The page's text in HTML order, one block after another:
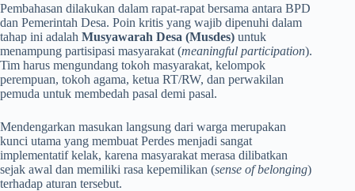
Pembahasan dilakukan dalam rapat-rapat bersama antara BPD
dan Pemerintah Desa. Poin kritis yang wajib dipenuhi dalam
tahap ini adalah Musyawarah Desa (Musdes) untuk
menampung partisipasi masyarakat (meaningful participation).
Tim harus mengundang tokoh masyarakat, kelompok
perempuan, tokoh agama, ketua RT/RW, dan perwakilan
pemuda untuk membedah pasal demi pasal.
Mendengarkan masukan langsung dari warga merupakan
kunci utama yang membuat Perdes menjadi sangat
implementatif kelak, karena masyarakat merasa dilibatkan
sejak awal dan memiliki rasa kepemilikan (sense of belonging)
terhadap aturan tersebut.